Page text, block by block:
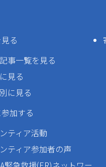
る
事一覧を見る
見る
に見る
加する
ティア活動
ティア参加者の声